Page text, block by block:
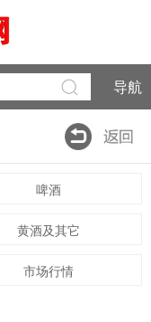
导航
啤酒
黄酒及其它
市场行情